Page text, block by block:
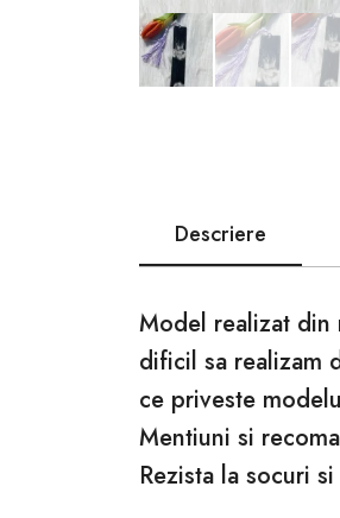
Descriere
Model realizat din
dificil sa realizam
ce priveste
Mentiuni si
Rezista la socuri